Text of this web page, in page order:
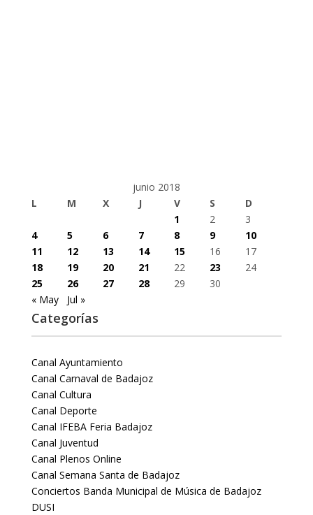
junio 2018
L
M X J V S
D
1
2
3
4
5 6 7 8 9
10
11
12 13 14 15 16
17
18
19 20 21 22 23
24
25
26 27 28 29
30
« May
Jul »
Categorías
Canal Ayuntamiento
Canal Carnaval de Badajoz
Canal Cultura
Canal Deporte
Canal IFEBA Feria Badajoz
Canal Juventud
Canal Plenos Online
Canal Semana Santa de Badajoz
Conciertos Banda Municipal de Música de Badajoz
DUSI